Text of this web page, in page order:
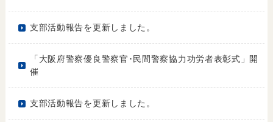
支部活動報告を更新しました。
「大阪府警察優良警察官･民間警察協力功労者表彰式」開
催
支部活動報告を更新しました。